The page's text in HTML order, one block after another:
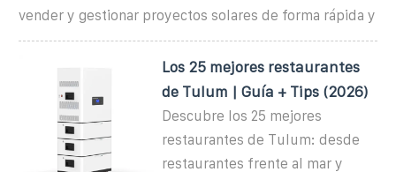
vender y gestionar proyectos solares de forma rápida y
Los 25 mejores restaurantes
de Tulum | Guía + Tips (2026)
Descubre los 25 mejores
restaurantes de Tulum: desde
restaurantes frente al mar y